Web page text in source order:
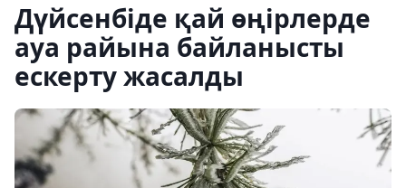
Дүйсенбіде қай өңірлерде
ауа райына байланысты
ескерту жасалды